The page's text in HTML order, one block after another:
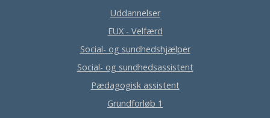
Uddannelser
EUX - Velfærd
Social- og sundhedshjælper
Social- og sundhedsassistent
Pædagogisk assistent
Grundforløb 1